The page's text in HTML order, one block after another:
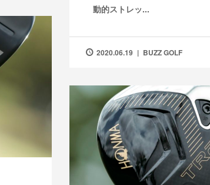
動的ストレッ...
2020.06.19 BUZZ GOLF